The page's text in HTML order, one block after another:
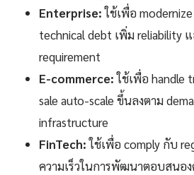
Enterprise:ใช้เพื่อ
technical debt เพิ่ม reliability
requirement
E-commerce:ใช้เพื่อ handle
sale auto-scale ขึ้นลงตาม
infrastructure
FinTech:ใช้เพื่อ comply กับ
ความเร็วในการพัฒนาตอบสนอ